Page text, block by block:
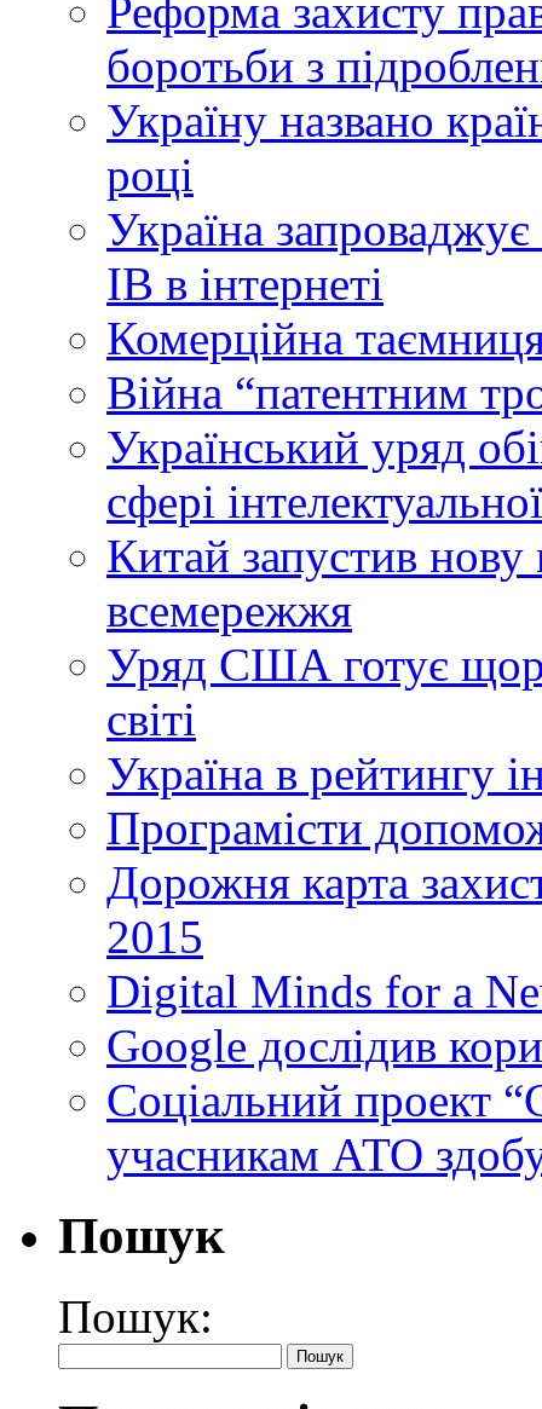
Реформа захисту
боротьби з
Україну названо
році
Україна
ІВ в інтернеті
Комерційна
Війна “патентним
Український уряд
сфері
Китай запустив
всемережжя
Уряд США готує
світі
Україна в рейтингу
Програмісти
Дорожня карта
2015
Digital Minds for a
Google дослідив
Cоціальний проект
учасникам АТО
Пошук
Пошук: